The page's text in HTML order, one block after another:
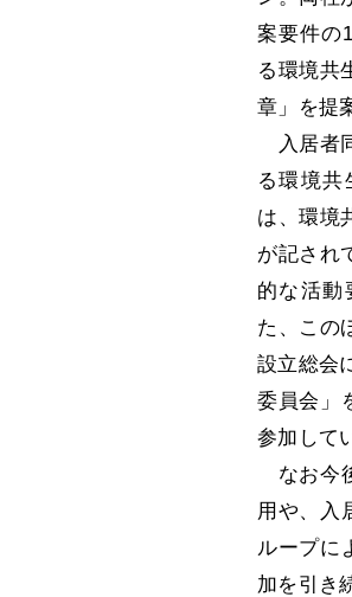
案要件の
る環境共
章」を提
入居者
る環境共
は、環境
が記され
的な活動
た、この
設立総会
委員会」
参加して
なお今
用や、入
ループに
加を引き